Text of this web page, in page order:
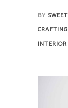
BY
CRAFTING